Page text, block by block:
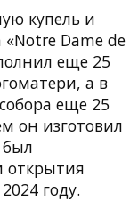
купель и
«Notre Dame de
еще 25
а в
еще 25
он изготовил
открытия
году.